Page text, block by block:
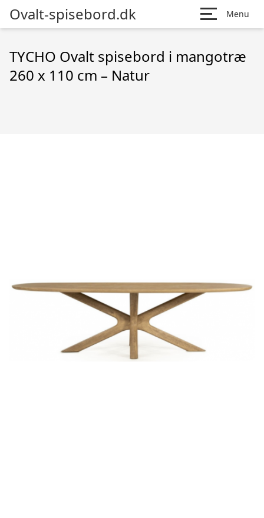
Ovalt-spisebord.dk Menu
TYCHO Ovalt spisebord i mangotræ
260 x 110 cm – Natur